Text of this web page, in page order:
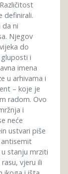
definirali.
da ni
Njegov
do
i
imena
u arhivama i
– koje je
radom. Ovo
i
neće
ustvari piše
antisemit
stanju mrziti
vjeru ili